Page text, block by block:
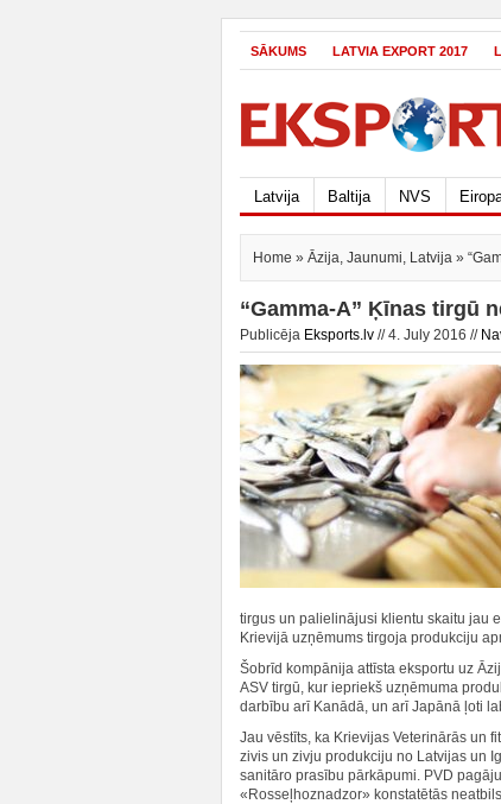
SĀKUMS LATVIA EXPORT 2017
Latvija Baltija NVS
Home » Āzija, Jaunumi, Latvija »
“Gamma-A” Ķīnas tirgū
Publicēja Eksports.lv // 4. July 2016 //
tirgus un palielinājusi klientu skaitu jau
Krievijā uzņēmums tirgoja produkciju
Šobrīd kompānija attīsta eksportu uz
ASV tirgū, kur iepriekš uzņēmuma
darbību arī Kanādā, un arī Japānā ļoti
Jau vēstīts, ka Krievijas Veterinārās un
zivis un zivju produkciju no Latvijas un
sanitāro prasību pārkāpumi. PVD
«Rosseļhoznadzor» konstatētās